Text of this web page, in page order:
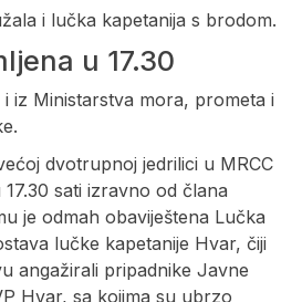
i lučka kapetanija s brodom.
u 17.30
i iz Ministarstva mora, prometa i
dvotrupnoj jedrilici u MRCC
sati izravno od člana
je odmah obaviještena Lučka
lučke kapetanije Hvar, čiji
angažirali pripadnike Javne
Hvar, sa kojima su ubrzo